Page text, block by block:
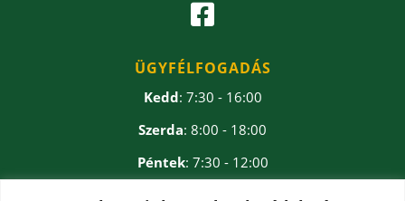

ÜGYFÉLFOGADÁS
Kedd: 7:30 - 16:00
Szerda: 8:00 - 18:00
Péntek: 7:30 - 12:00